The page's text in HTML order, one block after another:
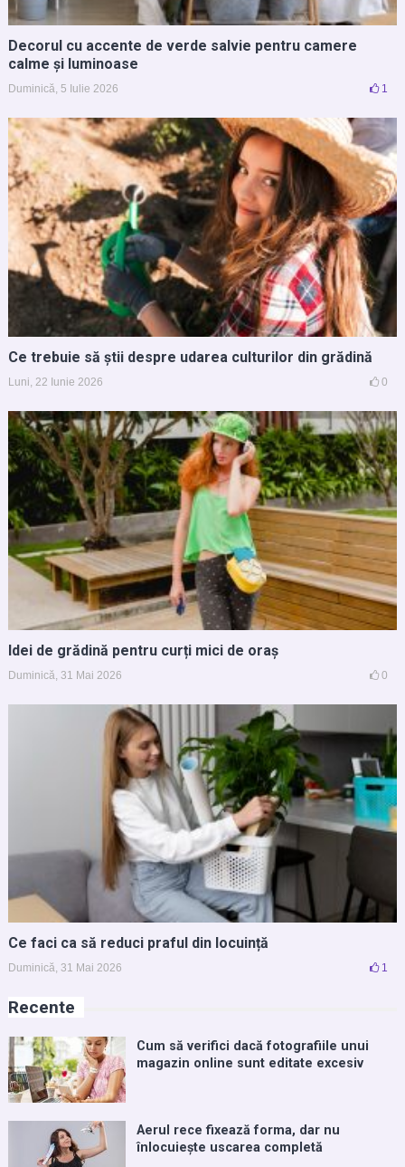
Decorul cu accente de verde salvie pentru camere
calme și luminoase
Duminică, 5 Iulie 2026 1
Ce trebuie să știi despre udarea culturilor din grădină
Luni, 22 Iunie 2026 0
Idei de grădină pentru curți mici de oraș
Duminică, 31 Mai 2026 0
Ce faci ca să reduci praful din locuință
Duminică, 31 Mai 2026 1
Recente
Cum să verifici dacă fotografiile unui
magazin online sunt editate excesiv
Aerul rece fixează forma, dar nu
înlocuiește uscarea completă